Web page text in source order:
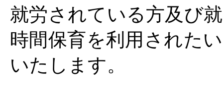
就労されている方及び
時間保育を利用された
いたします。